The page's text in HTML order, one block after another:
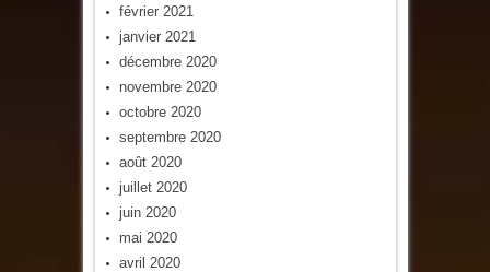
février 2021
janvier 2021
décembre 2020
novembre 2020
octobre 2020
septembre 2020
août 2020
juillet 2020
juin 2020
mai 2020
avril 2020